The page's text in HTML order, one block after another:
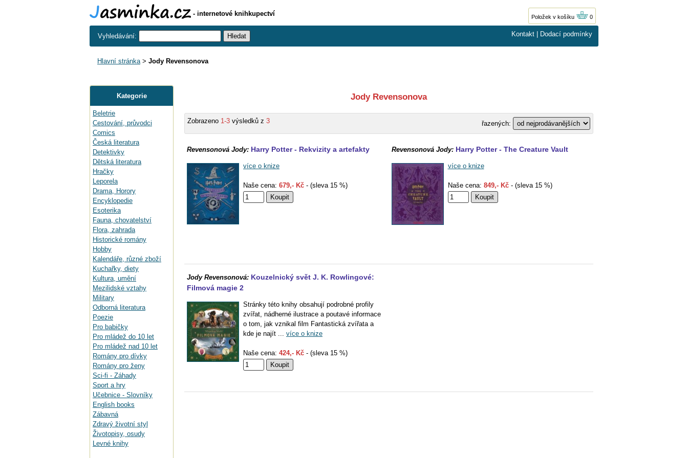
- internetové knihkupectví Položek v košíku 0
Vyhledávání: Kontakt Dodací podmínky
Hlavní stránka> Jody Revensonova
Kategorie
Beletrie
Cestování, průvodci
Comics
Česká literatura
Detektivky
Dětská literatura
Hračky
Leporela
Drama, Horory
Encyklopedie
Esoterika
Fauna, chovatelství
Flora, zahrada
Historické romány
Hobby
Kalendáře, různé zboží
Kuchařky, diety
Kultura, umění
Mezilidské vztahy
Military
Odborná literatura
Poezie
Pro babičky
Pro mládež do 10 let
Pro mládež nad 10 let
Romány pro dívky
Romány pro ženy
Sci-fi - Záhady
Sport a hry
Učebnice - Slovníky
English books
Zábavná
Zdravý životní styl
Životopisy, osudy
Levné knihy
Jody Revensonova
Zobrazeno 1-3 výsledků z 3 řazených:
Revensonová Jody: Harry Potter - Rekvizity a artefakty
více o knize
Naše cena: 679,- Kč - (sleva 15 %)
Revensonová Jody: Harry Potter - The Creature Vault
více o knize
Naše cena: 849,- Kč- (sleva 15 %)
Jody Revensonová: Kouzelnický svět J. K. Rowlingové:
Filmová magie 2
Stránky této knihy obsahují podrobné profily
zvířat, nádherné ilustrace a poutavé informace
o tom, jak vznikal film Fantastická zvířata a
kde je najít ... více o knize
Naše cena: 424,- Kč - (sleva 15 %)